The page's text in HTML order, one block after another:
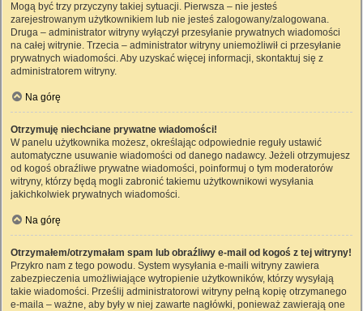
Mogą być trzy przyczyny takiej sytuacji. Pierwsza – nie jesteś
zarejestrowanym użytkownikiem lub nie jesteś zalogowany/zalogowana.
Druga – administrator witryny wyłączył przesyłanie prywatnych wiadomości
na całej witrynie. Trzecia – administrator witryny uniemożliwił ci przesyłanie
prywatnych wiadomości. Aby uzyskać więcej informacji, skontaktuj się z
administratorem witryny.
Na górę
Otrzymuję niechciane prywatne wiadomości!
W panelu użytkownika możesz, określając odpowiednie reguły ustawić
automatyczne usuwanie wiadomości od danego nadawcy. Jeżeli otrzymujesz
od kogoś obraźliwe prywatne wiadomości, poinformuj o tym moderatorów
witryny, którzy będą mogli zabronić takiemu użytkownikowi wysyłania
jakichkolwiek prywatnych wiadomości.
Na górę
Otrzymałem/otrzymałam spam lub obraźliwy e-mail od kogoś z tej witryny!
Przykro nam z tego powodu. System wysyłania e-maili witryny zawiera
zabezpieczenia umożliwiające wytropienie użytkowników, którzy wysyłają
takie wiadomości. Prześlij administratorowi witryny pełną kopię otrzymanego
e-maila – ważne, aby były w niej zawarte nagłówki, ponieważ zawierają one